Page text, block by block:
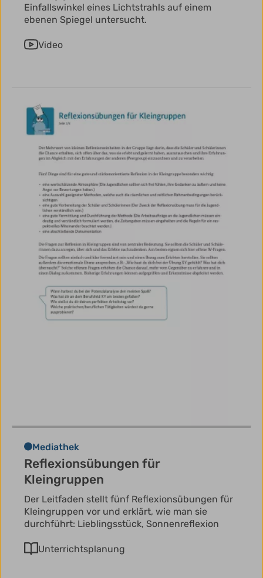
Einfallswinkel eines Lichtstrahls auf einem
ebenen Spiegel untersucht.
Video
Mediathek
Reflexionsübungen für
Kleingruppen
Der Leitfaden stellt fünf Reflexionsübungen für
Kleingruppen vor und erklärt, wie man sie
durchführt: Lieblingsstück, Sonnenreflexion
Unterrichtsplanung